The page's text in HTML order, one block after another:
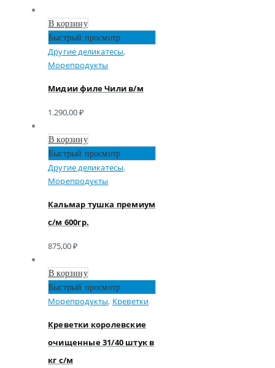
В корзину
Быстрый просмотр
Другие деликатесы,
Морепродукты
Мидии филе Чили в/м
1.290,00₽
В корзину
Быстрый просмотр
Другие деликатесы,
Морепродукты
Кальмар тушка премиум
с/м 600гр.
875,00₽
В корзину
Быстрый просмотр
Морепродукты, Креветки
Креветки королевские
очищенные 31/40 штук в
кг с/м